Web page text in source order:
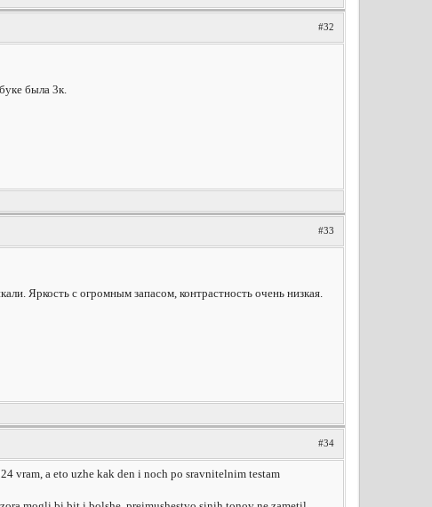
#32
была 3к.
#33
Яркость с огромным запасом, контрастность очень низкая.
#34
vram, a eto uzhe kak den i noch po sravnitelnim testam